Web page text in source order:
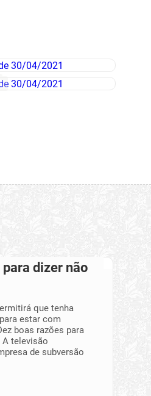
dizer não
que tenha
estar com
boas razões para
televisão
de subversão